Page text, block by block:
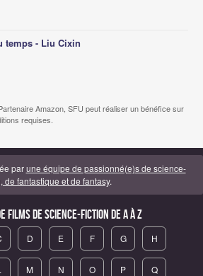
temps - Liu Cixin
Amazon, SFU peut réaliser un bénéfice sur
requises.
parune équipe de passionné(e)s de science-
de fantastique et de fantasy.
Films de science-fiction de A à Z
D E F G H
M N O P Q